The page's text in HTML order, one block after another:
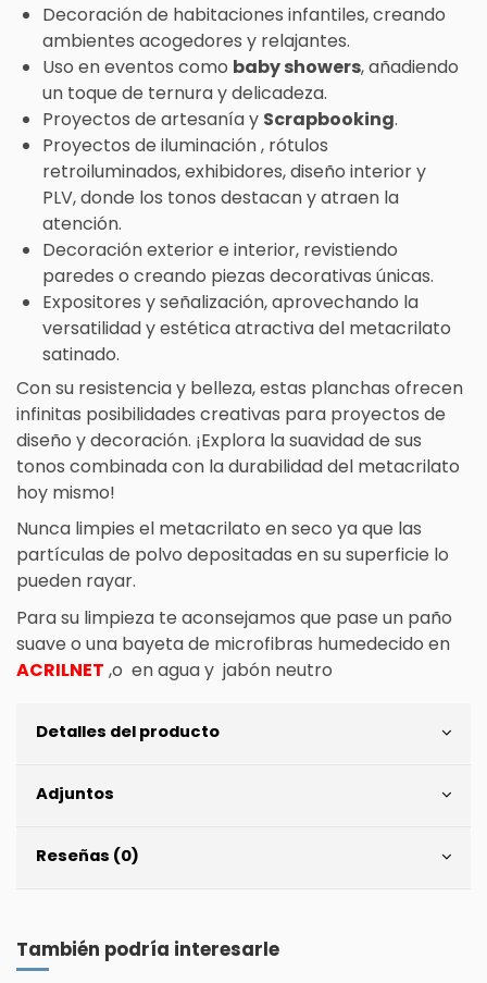
Decoración de habitaciones infantiles, creando
ambientes acogedores y relajantes.
Uso en eventos como baby showers, añadiendo
un toque de ternura y delicadeza.
Proyectos de artesanía y Scrapbooking.
Proyectos de iluminación , rótulos
retroiluminados, exhibidores, diseño interior y
PLV, donde los tonos destacan y atraen la
atención.
Decoración exterior e interior, revistiendo
paredes o creando piezas decorativas únicas.
Expositores y señalización, aprovechando la
versatilidad y estética atractiva del metacrilato
satinado.
Con su resistencia y belleza, estas planchas ofrecen
infinitas posibilidades creativas para proyectos de
diseño y decoración. ¡Explora la suavidad de sus
tonos combinada con la durabilidad del metacrilato
hoy mismo!
Nunca limpies el metacrilato en seco ya que las
partículas de polvo depositadas en su superficie lo
pueden rayar.
Para su limpieza te aconsejamos que pase un paño
suave o una bayeta de microfibras humedecido en
ACRILNET ,o en agua y jabón neutro
Detalles del producto
Adjuntos
Reseñas (0)
También podría interesarle